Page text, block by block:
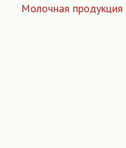
Молочная продукция